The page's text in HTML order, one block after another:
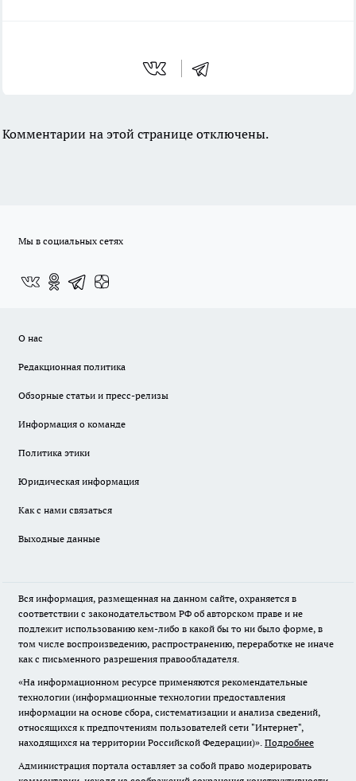
Комментарии на этой странице отключены.
Мы в социальных сетях
О нас
Редакционная политика
Обзорные статьи и пресс-релизы
Информация о команде
Политика этики
Юридическая информация
Как с нами связаться
Выходные данные
Вся информация, размещенная на данном сайте, охраняется в
соответствии с законодательством РФ об авторском праве и не
подлежит использованию кем-либо в какой бы то ни было форме, в
том числе воспроизведению, распространению, переработке не иначе
как с письменного разрешения правообладателя.
«На информационном ресурсе применяются рекомендательные
технологии (информационные технологии предоставления
информации на основе сбора, систематизации и анализа сведений,
относящихся к предпочтениям пользователей сети "Интернет",
находящихся на территории Российской Федерации)». Подробнее
Администрация портала оставляет за собой право модерировать